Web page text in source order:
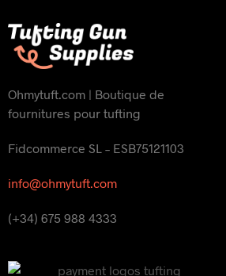
Ohmytuft.com | Boutique de
fournitures pour tufting
Fidcommerce SL – ESB75121103
info@ohmytuft.com
(+34) 675 988 4333